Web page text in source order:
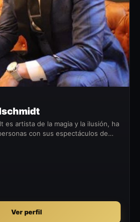
AG
es artista de la magia y la ilusión, ha
con sus espectáculos de
Ver perfil